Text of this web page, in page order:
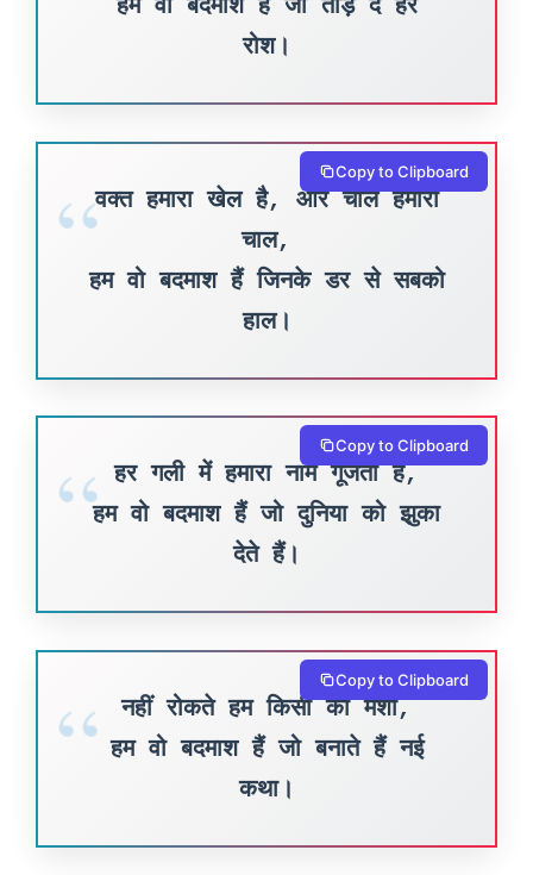
हम वो बदमाश हैं जो तोड़ दें हर
रोश।
वक्त हमारा खेल है, और चाल हमारी
चाल,
हम वो बदमाश हैं जिनके डर से सबको
हाल।
Copy to Clipboard
हर गली में हमारा नाम गूंजता है,
हम वो बदमाश हैं जो दुनिया को झुका
देते हैं।
Copy to Clipboard
नहीं रोकते हम किसी की मंशा,
हम वो बदमाश हैं जो बनाते हैं नई
कथा।
Copy to Clipboard